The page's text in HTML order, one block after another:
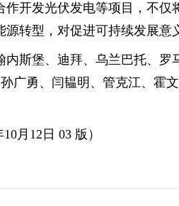
作开发光伏发电等项目，不仅
转型，对促进可持续发展意
内斯堡、迪拜、乌兰巴托、
广勇、闫韫明、管克江、霍
月12日 03 版）